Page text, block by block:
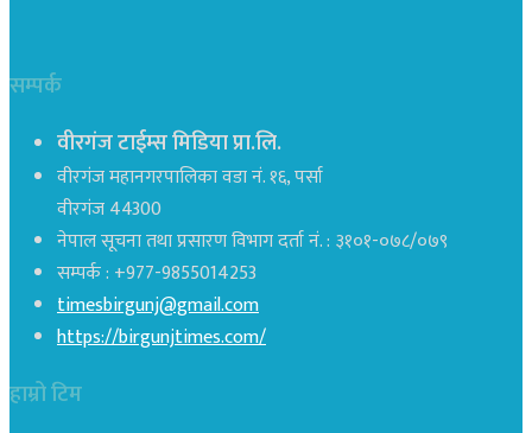
सम्पर्क
वीरगंज टाईम्स मिडिया प्रा.लि.
वीरगंज महानगरपालिका वडा नं. १६, पर्सा
वीरगंज 44300
नेपाल सूचना तथा प्रसारण विभाग दर्ता नं. : ३१०१-०७८/०७९
सम्पर्क : +977-9855014253
timesbirgunj@gmail.com
https://birgunjtimes.com/
हाम्रो टिम